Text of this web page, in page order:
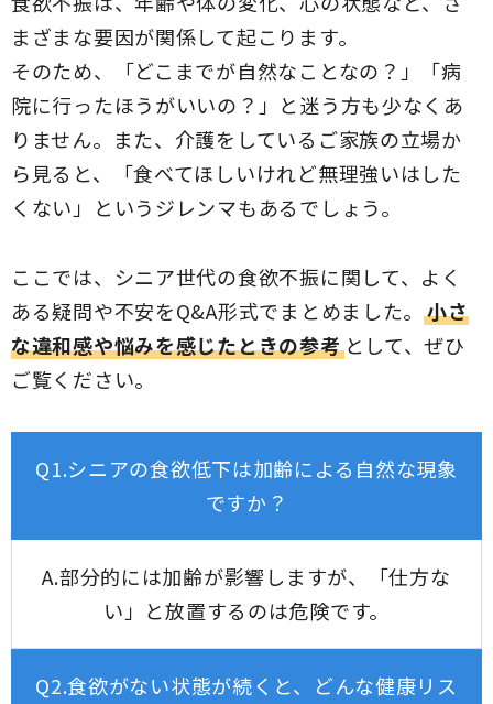
まざまな要因が関係して起こります。
そのため、「どこまでが自然なことなの？」「病
院に行ったほうがいいの？」と迷う方も少なくあ
りません。また、介護をしているご家族の立場か
ら見ると、「食べてほしいけれど無理強いはした
くない」というジレンマもあるでしょう。
ここでは、シニア世代の食欲不振に関して、よく
ある疑問や不安をQ&A形式でまとめました。小さ
な違和感や悩みを感じたときの参考として、ぜひ
ご覧ください。
Q1.シニアの食欲低下は加齢による自然な現象
ですか？
A.部分的には加齢が影響しますが、「仕方な
い」と放置するのは危険です。
Q2.食欲がない状態が続くと、どんな健康リス